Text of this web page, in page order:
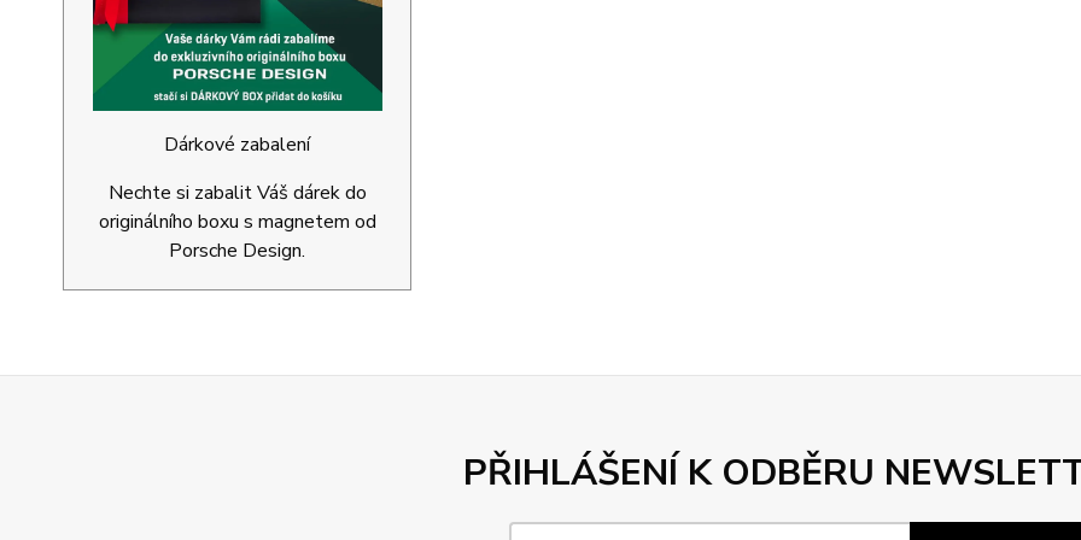
Dárkové zabalení
Nechte si zabalit Váš dárek do
originálního boxu s magnetem od
Porsche Design.
PŘIHLÁŠENÍ K ODBĚRU